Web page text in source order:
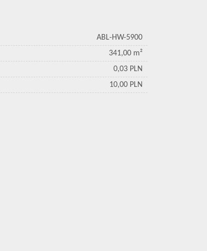
ABL-HW-5900
341,00 m²
0,03 PLN
10,00 PLN